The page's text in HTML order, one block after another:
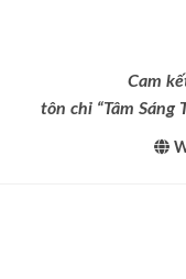
Cam
tôn chỉ “Tâm Sáng